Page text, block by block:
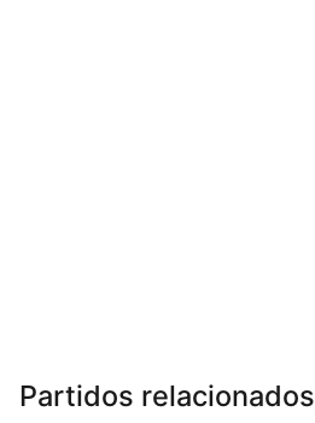
Partidos relacionados